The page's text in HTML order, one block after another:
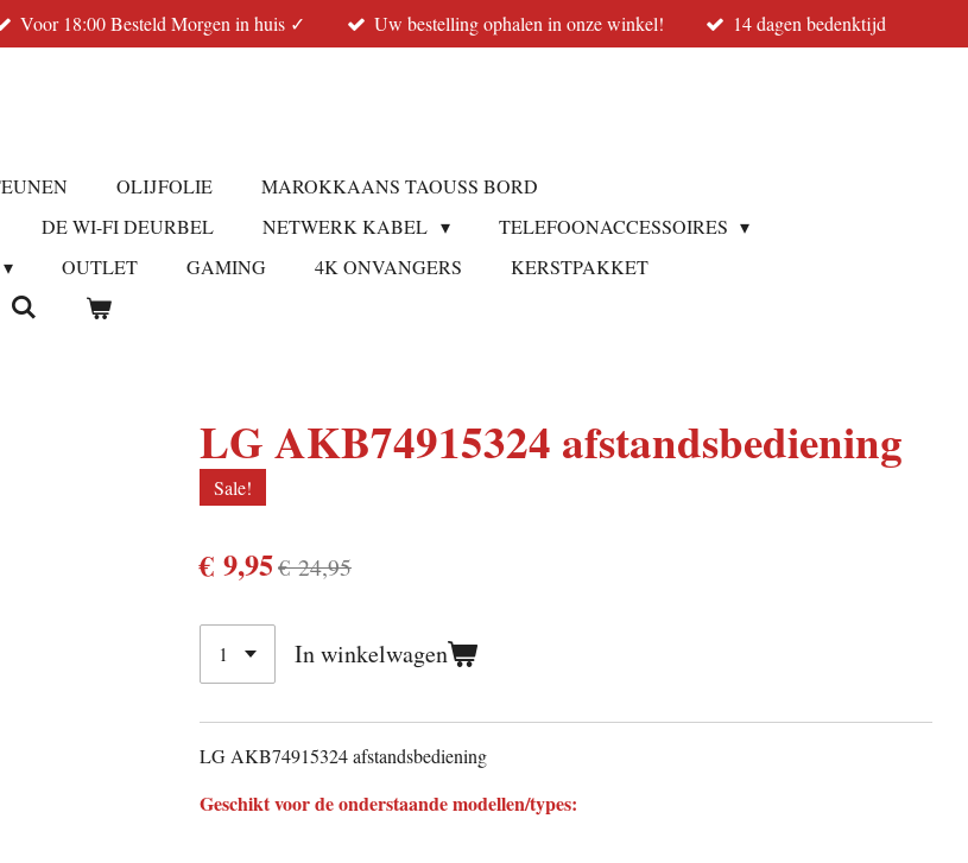
Voor 18:00 Besteld Morgen in huis ✓ Uw bestelling ophalen in onze winkel! 14 dagen bedenktijd
OLIJFOLIE
MAROKKAANS TAOUSS BORD
DE WI-FI DEURBEL NETWERK KABEL
TELEFOONACCESSOIRES
OUTLET GAMING 4K ONVANGERS
KERSTPAKKET
LG AKB74915324 afstandsbediening
Sale!
€ 9,95€ 24,95
In winkelwagen
LG AKB74915324 afstandsbediening
Geschikt voor de onderstaande modellen/types: